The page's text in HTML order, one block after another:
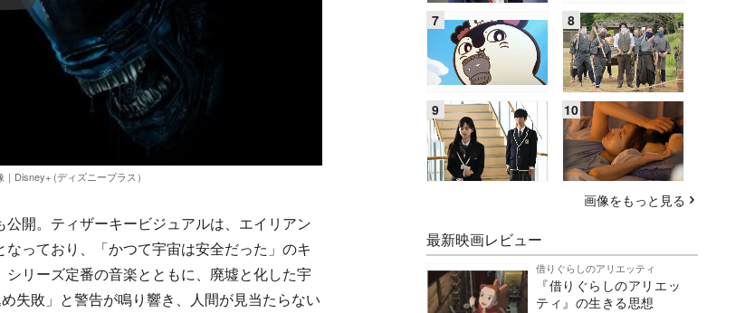
Disney+ (ディズニープラス）
開。ティザーキービジュアルは、エイリアン
っており、「かつて宇宙は安全だった」のキ
リーズ定番の音楽とともに、廃墟と化した宇
失敗」と警告が鳴り響き、人間が見当たらない
画像をもっと見る
最新映画レビュー
借りぐらしのアリエッティ
『借りぐらしのアリエッ
ティ』の生きる思想